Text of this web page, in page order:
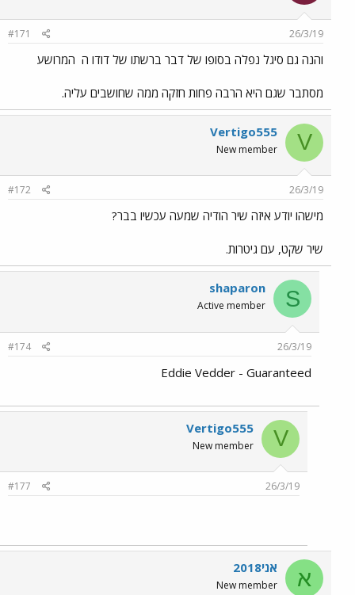
26/3/19
#171
והנה גם סיגל נפלה בסופו של דבר ברשתו של דודו ה המרושע
מסתבר שגם היא הרבה פחות חזקה ממה שחושבים עליה.
V
Vertigo555
New member
26/3/19
#172
מישהו יודע איזה שיר הודיה שמעה עכשיו בבר?
שיר שקט, עם גיטרות.
S
shaparon
Active member
26/3/19
#174
Eddie Vedder - Guaranteed
V
Vertigo555
New member
26/3/19
#177
א אני2018
New member